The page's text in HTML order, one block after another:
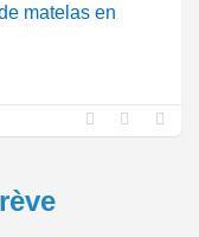
matelas en